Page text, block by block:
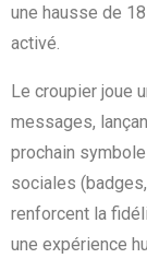
une hausse de
activé.
Le croupier joue
messages,
prochain
sociales
renforcent la
une expérience